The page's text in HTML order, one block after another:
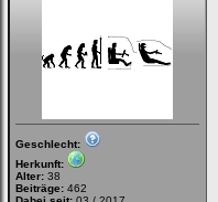
Geschlecht:
Herkunft:
Alter: 38
Beiträge: 462